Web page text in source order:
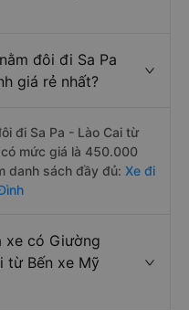
đôi đi Sa Pa
giá rẻ nhất?
đi Sa Pa - Lào Cai từ
mức giá là 450.000
danh sách đầy đủ: Xe đi
xe có Giường
từ Bến xe Mỹ